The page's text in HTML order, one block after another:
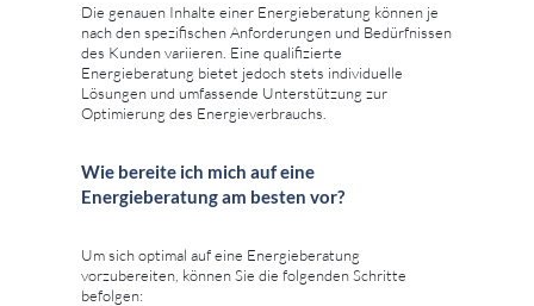
Die genauen Inhalte einer Energieberatung können je
nach den spezifischen Anforderungen und Bedürfnissen
des Kunden variieren. Eine qualifizierte
Energieberatung bietet jedoch stets individuelle
Lösungen und umfassende Unterstützung zur
Optimierung des Energieverbrauchs.
Wie bereite ich mich auf eine
Energieberatung am besten vor?
Um sich optimal auf eine Energieberatung
vorzubereiten, können Sie die folgenden Schritte
befolgen: